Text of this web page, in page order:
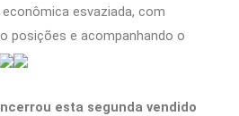
esvaziada, com
posições e acompanhando o
esta segunda vendido